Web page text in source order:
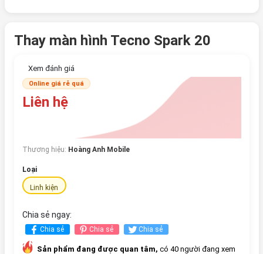
Thay màn hình Tecno Spark 20
Xem đánh giá
Online giá rẻ quá
Liên hệ
Thương hiệu: Hoàng Anh Mobile
Loại
Linh kiện
Chia sẻ ngay:
Chia sẻ Chia sẻ Chia sẻ
Sản phẩm đang được quan tâm, có 40 người đang xem